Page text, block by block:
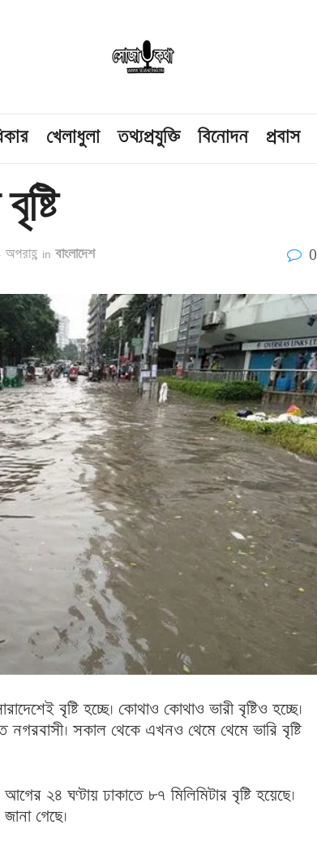
খেলাধুলা তথ্যপ্রযুক্তি বিনোদন প্রবাস
in বাংলাদেশ 0
বৃষ্টি হচ্ছে। কোথাও কোথাও ভারী বৃষ্টিও হচ্ছে।
নগরবাসী। সকাল থেকে এখনও থেমে থেমে ভারি বৃষ্টি
২৪ ঘণ্টায় ঢাকাতে ৮৭ মিলিমিটার বৃষ্টি হয়েছে।
গেছে।